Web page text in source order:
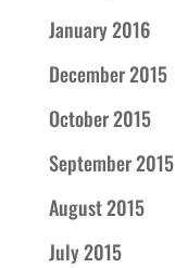
January 2016
December 2015
October 2015
September 2015
August 2015
July 2015